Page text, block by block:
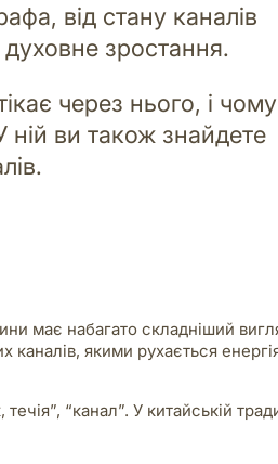
від стану каналів
зростання.
через нього, і чому
ній ви також знайдете
має набагато складніший
якими рухається
“канал”. У китайській